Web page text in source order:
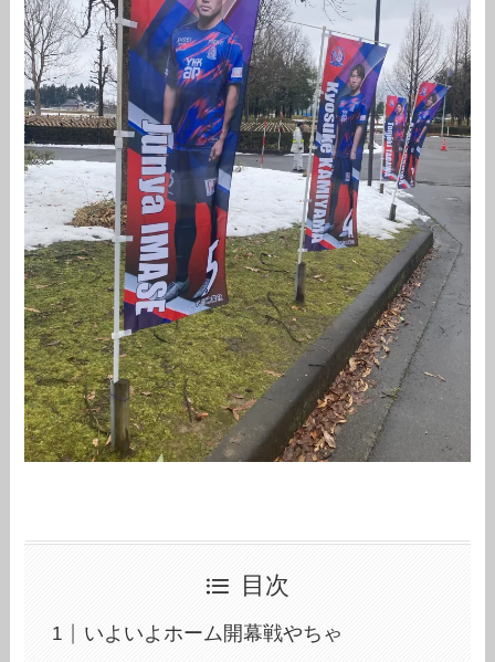
目次
いよいよホーム開幕戦やちゃ